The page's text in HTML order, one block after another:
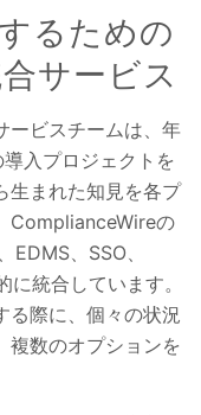
るための
サービス
ービスチームは、年
入プロジェクトを
生まれた知見を各プ
ComplianceWireの
、SSO、
統合しています。
る際に、個々の状況
複数のオプションを